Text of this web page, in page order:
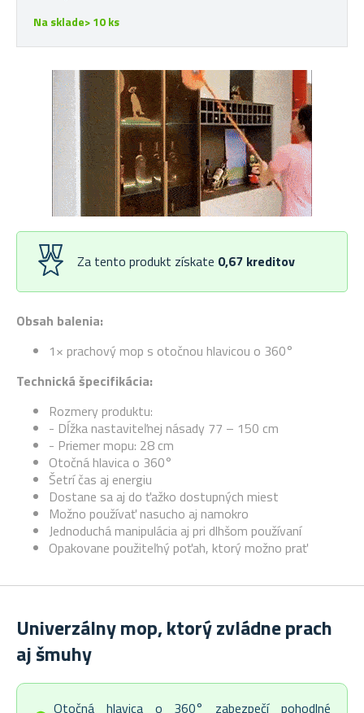
Obsah balenia:
1× prachový mop s otočnou hlavicou o 360°
Technická špecifikácia:
Rozmery produktu:
- Dĺžka nastaviteľnej násady 77 – 150 cm
- Priemer mopu: 28 cm
Otočná hlavica o 360°
Šetrí čas aj energiu
Dostane sa aj do ťažko dostupných miest
Možno používať nasucho aj namokro
Jednoduchá manipulácia aj pri dlhšom používaní
Opakovane použiteľný poťah, ktorý možno prať
Na sklade> 10 ks
Za tento produkt získate 0,67 kreditov
Univerzálny mop, ktorý zvládne prach
aj šmuhy
Otočná hlavica o 360° zabezpečí pohodlné